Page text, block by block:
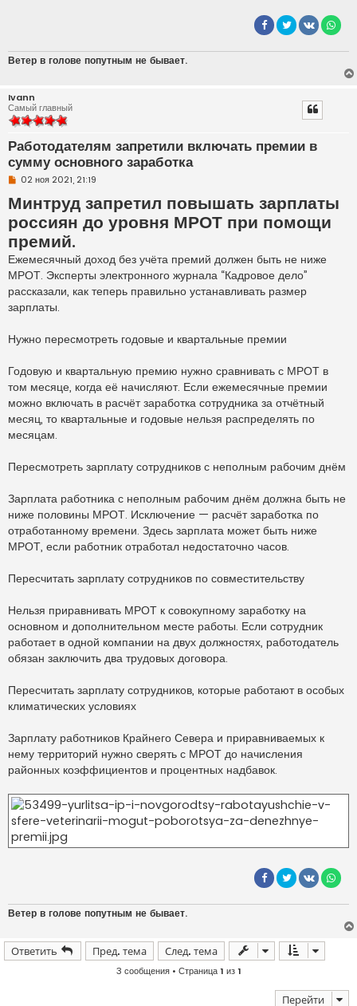
Ветер в голове попутным не бывает.
Ivann
Самый главный
Работодателям запретили включать премии в
сумму основного заработка
Н
п
р
о
ч
и
т
а
н
н
о
е
с
б
н
и
02 ноя 2021, 21:19
Минтруд запретил повышать зарплаты
россиян до уровня МРОТ при помощи
премий.
Ежемесячный доход без учёта премий должен быть не ниже
МРОТ. Эксперты электронного журнала “Кадровое дело”
рассказали, как теперь правильно устанавливать размер
зарплаты.
Нужно пересмотреть годовые и квартальные премии
Годовую и квартальную премию нужно сравнивать с МРОТ в
том месяце, когда её начисляют. Если ежемесячные премии
можно включать в расчёт заработка сотрудника за отчётный
месяц, то квартальные и годовые нельзя распределять по
месяцам.
Пересмотреть зарплату сотрудников с неполным рабочим днём
Зарплата работника с неполным рабочим днём должна быть не
ниже половины МРОТ. Исключение — расчёт заработка по
отработанному времени. Здесь зарплата может быть ниже
МРОТ, если работник отработал недостаточно часов.
Пересчитать зарплату сотрудников по совместительству
Нельзя приравнивать МРОТ к совокупному заработку на
основном и дополнительном месте работы. Если сотрудник
работает в одной компании на двух должностях, работодатель
обязан заключить два трудовых договора.
Пересчитать зарплату сотрудников, которые работают в особых
климатических условиях
Зарплату работников Крайнего Севера и приравниваемых к
нему территорий нужно сверять с МРОТ до начисления
районных коэффициентов и процентных надбавок.
Ветер в голове попутным не бывает.
Ответить Пред. тема След. тема
3 сообщения • Страница1 из1
Перейти